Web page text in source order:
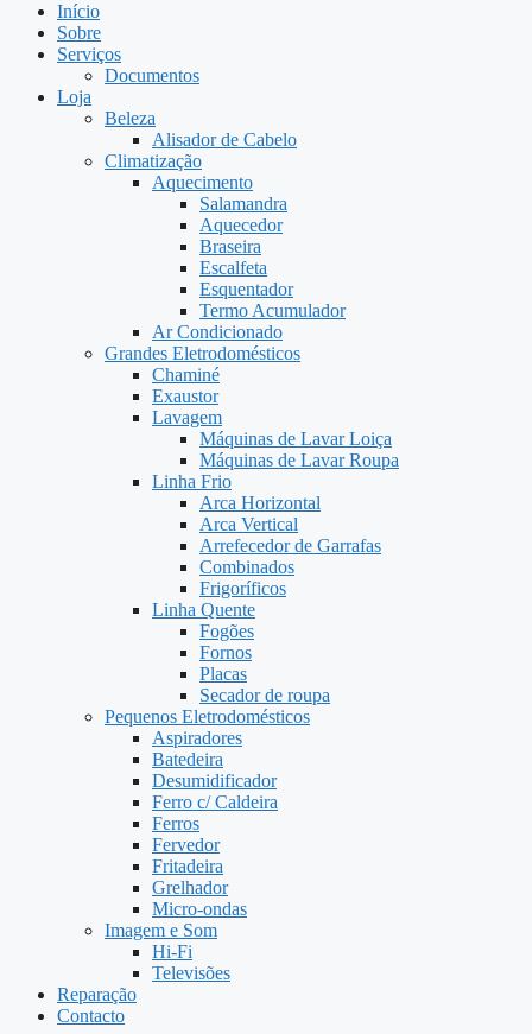
Início
Sobre
Serviços
Documentos
Loja
Beleza
Alisador de Cabelo
Climatização
Aquecimento
Salamandra
Aquecedor
Braseira
Escalfeta
Esquentador
Termo Acumulador
Ar Condicionado
Grandes Eletrodomésticos
Chaminé
Exaustor
Lavagem
Máquinas de Lavar Loiça
Máquinas de Lavar Roupa
Linha Frio
Arca Horizontal
Arca Vertical
Arrefecedor de Garrafas
Combinados
Frigoríficos
Linha Quente
Fogões
Fornos
Placas
Secador de roupa
Pequenos Eletrodomésticos
Aspiradores
Batedeira
Desumidificador
Ferro c/ Caldeira
Ferros
Fervedor
Fritadeira
Grelhador
Micro-ondas
Imagem e Som
Hi-Fi
Televisões
Reparação
Contacto